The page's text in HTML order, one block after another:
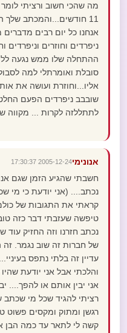
מה שהכי חשוב ורציתי
11 חודשים...והמכתב
אנחנו כל יום רבים
ניפרדים וחוזרים
ההתחלה שלו ממש נגעה
סובלת ואומרתלי למה
אליו...וחוזרת ועושה את
שובבב ניפרדים הפעם
לתתללזה לקרות ... מקווה
אנונימי2005-12-24 17:30:37
חשבתי שהגיע הזמן שגם
נכתב.... (אני יודעת כי מי
קראתי את התגובות של
טיפשה שעזבתי דבר כזה
של חברות זה שוב נגמר. זה
עדיין זה בלתי נתפס
והלכתי אבל אני יודעת
אני יבין אותם או להפך....
רציתי להגיד שכל מי
רגשן ומתוק ומקסים פשוט
קשה לי לתאר עד כמה הבן